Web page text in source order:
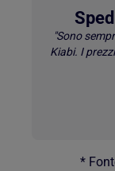
"Sono
Kiabi. I
*